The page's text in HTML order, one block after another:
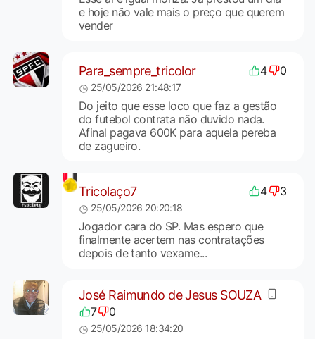
e hoje não vale mais o preço que querem
vender
Para_sempre_tricolor 4 0
25/05/2026 21:48:17
Do jeito que esse loco que faz a gestão
do futebol contrata não duvido nada.
Afinal pagava 600K para aquela pereba
de zagueiro.
Tricolaço7 4 3
25/05/2026 20:20:18
Jogador cara do SP. Mas espero que
finalmente acertem nas contratações
depois de tanto vexame...
José Raimundo de Jesus SOUZA
7 0
25/05/2026 18:34:20